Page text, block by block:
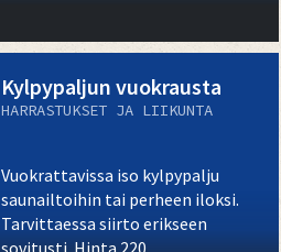
Kylpypaljun vuokrausta
HARRASTUKSET JA LIIKUNTA
Vuokrattavissa iso kylpypalju
saunailtoihin tai perheen iloksi.
Tarvittaessa siirto erikseen
sovitusti. Hinta 220